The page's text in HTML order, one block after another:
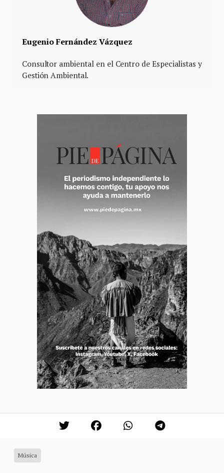
Eugenio Fernández Vázquez
Consultor ambiental en el Centro de Especialistas y
Gestión Ambiental.
Música